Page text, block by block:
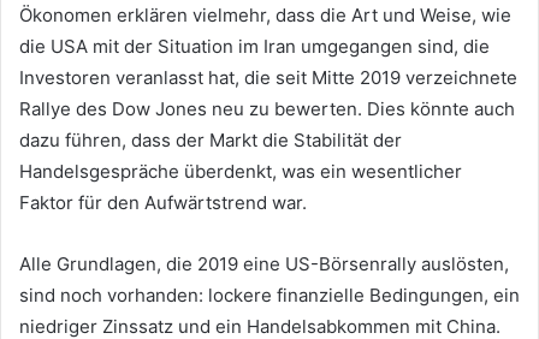
Ökonomen erklären vielmehr, dass die Art und Weise, wie
die USA mit der Situation im Iran umgegangen sind, die
Investoren veranlasst hat, die seit Mitte 2019 verzeichnete
Rallye des Dow Jones neu zu bewerten. Dies könnte auch
dazu führen, dass der Markt die Stabilität der
Handelsgespräche überdenkt, was ein wesentlicher
Faktor für den Aufwärtstrend war.
Alle Grundlagen, die 2019 eine US-Börsenrally auslösten,
sind noch vorhanden: lockere finanzielle Bedingungen, ein
niedriger Zinssatz und ein Handelsabkommen mit China.